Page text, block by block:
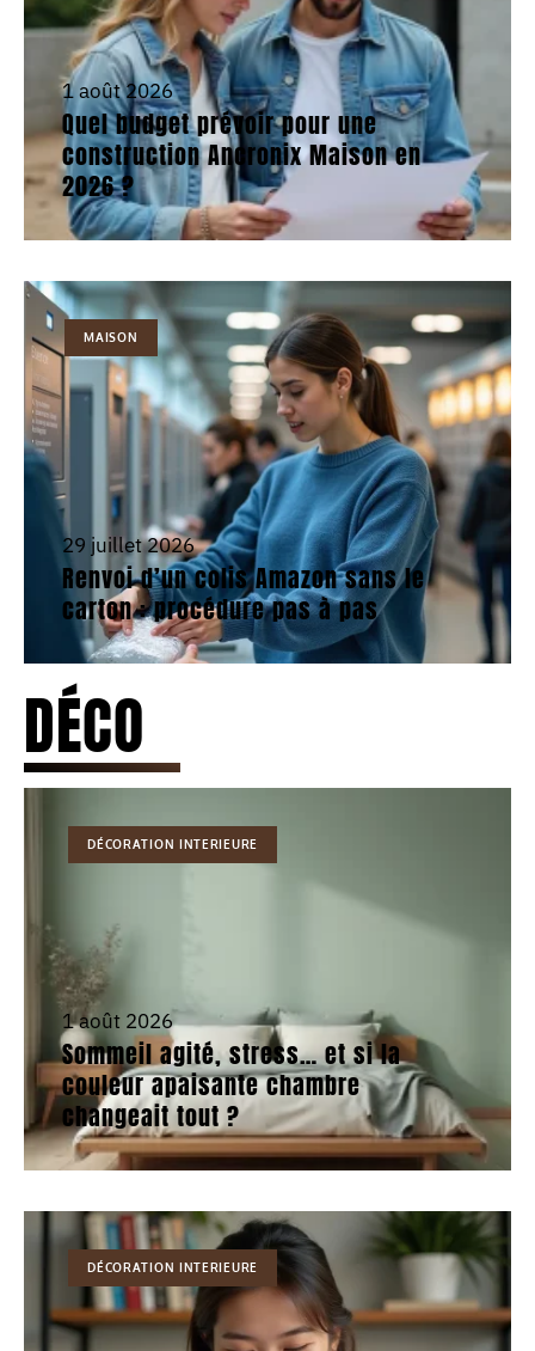
1 août 2026
Quel budget prévoir pour une
construction Ancronix Maison en
2026 ?
MAISON
29 juillet 2026
Renvoi d’un colis Amazon sans le
carton : procédure pas à pas
DÉCO
DÉCORATION INTERIEURE
1 août 2026
Sommeil agité, stress… et si la
couleur apaisante chambre
changeait tout ?
DÉCORATION INTERIEURE